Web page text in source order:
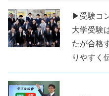
▶受験コ
大学受験
たが合格
りやすく